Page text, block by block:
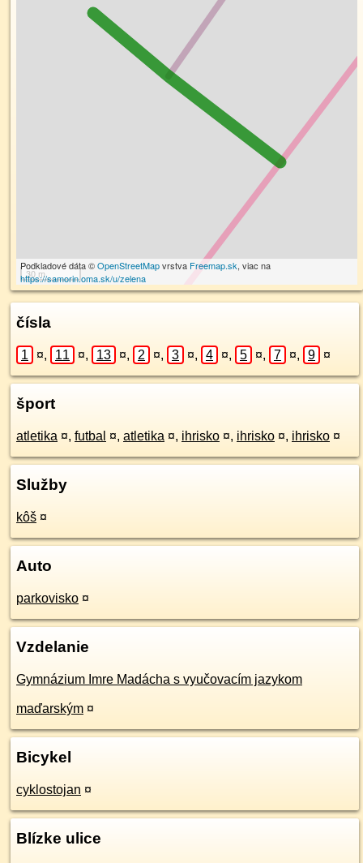
30 m
Podkladové dáta ©OpenStreetMapvrstva Freemap.sk, viac na
https://samorin.oma.sk/u/zelena
čísla
1 ¤, 11 ¤, 13 ¤, 2 ¤, 3 ¤, 4 ¤, 5 ¤, 7 ¤, 9 ¤
šport
atletika ¤, futbal ¤, atletika ¤, ihrisko ¤, ihrisko ¤, ihrisko ¤
Služby
kôš ¤
Auto
parkovisko ¤
Vzdelanie
Gymnázium Imre Madácha s vyučovacím jazykom
maďarským ¤
Bicykel
cyklostojan ¤
Blízke ulice